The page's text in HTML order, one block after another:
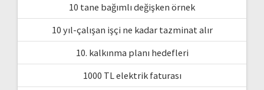
10 tane bağımlı değişken örnek
10 yıl-çalışan işçi ne kadar tazminat alır
10. kalkınma planı hedefleri
1000 TL elektrik faturası